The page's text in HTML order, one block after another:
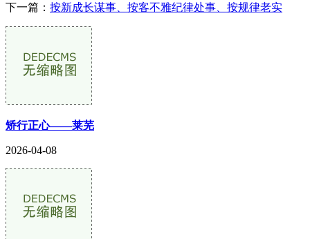
下一篇： 按新成长谋事、按客不雅纪律处事、按规律老实
矫行正心——莱芜
2026-04-08